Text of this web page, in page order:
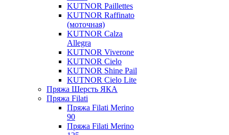
KUTNOR Paillettes
KUTNOR Raffinato
(моточная)
KUTNOR Calza
Allegra
KUTNOR Viverone
KUTNOR Cielo
KUTNOR Shine Pail
KUTNOR Cielo Lite
Пряжа Шерсть ЯКА
Пряжа Filati
Пряжа Filati Merino
90
Пряжа Filati Merino